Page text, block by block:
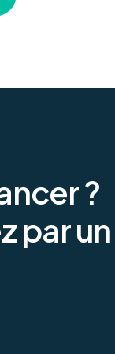
?
parun